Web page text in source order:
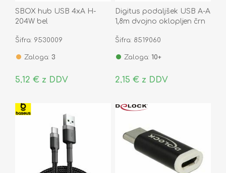
SBOX hub USB 4xA H-
204W bel
Šifra: 9530009
Zaloga: 3
5,12 € z DDV
Digitus podaljšek USB A-A
1,8m dvojno oklopljen črn
Šifra: 8519060
Zaloga: 10+
2,15 € z DDV